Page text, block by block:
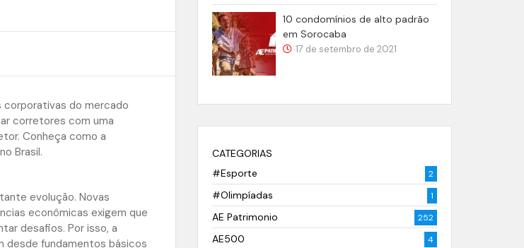
corporativas do mercado
corretores com uma
Conheça como a
Brasil.
evolução. Novas
econômicas exigem que
desafios. Por isso, a
desde fundamentos básicos
10 condomínios de alto padrão
em Sorocaba
17 de setembro de 2021
CATEGORIAS
#Esporte
2
#Olimpíadas 1
AE Patrimonio 252
AE500 4